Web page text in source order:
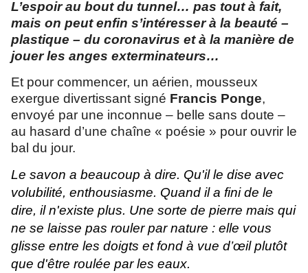
L’espoir au bout du tunnel… pas tout à fait,
mais on peut enfin s’intéresser à la beauté –
plastique – du coronavirus et à la manière de
jouer les anges exterminateurs…
Et pour commencer, un aérien, mousseux
exergue divertissant signé Francis Ponge,
envoyé par une inconnue – belle sans doute –
au hasard d’une chaîne « poésie » pour ouvrir le
bal du jour.
Le savon a beaucoup à dire. Qu'il le dise avec
volubilité, enthousiasme. Quand il a fini de le
dire, il n'existe plus. Une sorte de pierre mais qui
ne se laisse pas rouler par nature : elle vous
glisse entre les doigts et fond à vue d’œil plutôt
que d'être roulée par les eaux.